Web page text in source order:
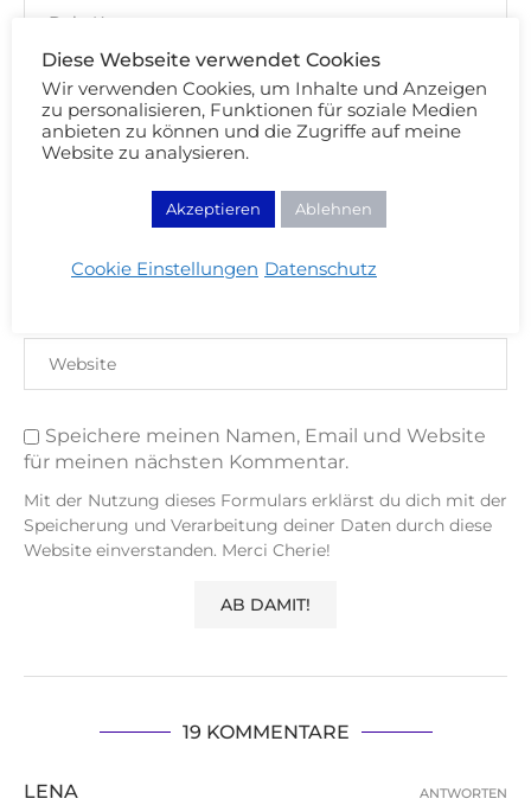
Speichere meinen Namen, Email und Website
für meinen nächsten Kommentar.
Mit der Nutzung dieses Formulars erklärst du dich mit der
Speicherung und Verarbeitung deiner Daten durch diese
Website einverstanden. Merci Cherie!
19 KOMMENTARE
LENA ANTWORTEN
Diese Webseite verwendet Cookies
Wir verwenden Cookies, um Inhalte und Anzeigen
zu personalisieren, Funktionen für soziale Medien
anbieten zu können und die Zugriffe auf meine
Website zu analysieren.
Akzeptieren Ablehnen
Cookie Einstellungen Datenschutz